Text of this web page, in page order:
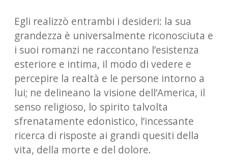
Egli realizzò entrambi i desideri: la sua
grandezza è universalmente riconosciuta e
i suoi romanzi ne raccontano l’esistenza
esteriore e intima, il modo di vedere e
percepire la realtà e le persone intorno a
lui; ne delineano la visione dell’America, il
senso religioso, lo spirito talvolta
sfrenatamente edonistico, l’incessante
ricerca di risposte ai grandi quesiti della
vita, della morte e del dolore.